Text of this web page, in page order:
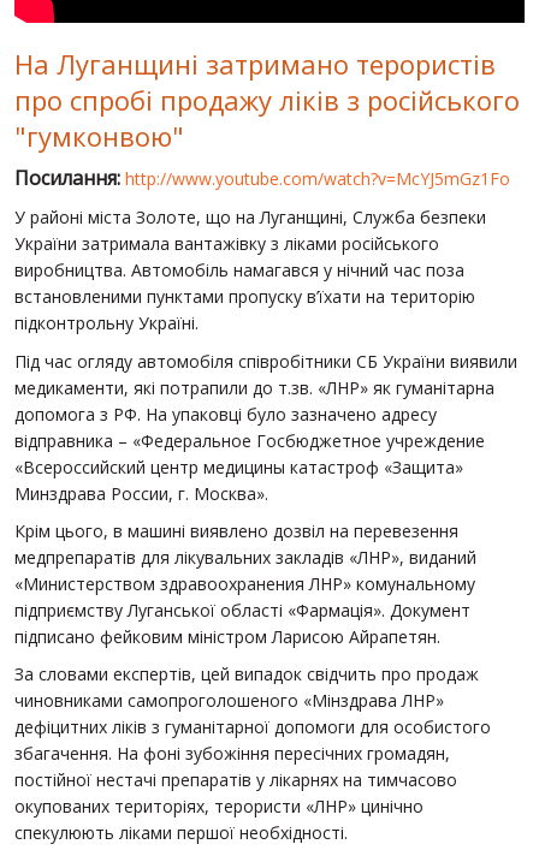
РОСІЙСЬКО-УКРАЇНСЬКА ВІЙНА
"WINTER ON FIRE"
ХРОНОЛОГІЯ ЄВРОМАЙДАНУ
На Луганщині затримано терористів
про спробі продажу ліків з російського
"гумконвою"
Посилання: http://www.youtube.com/watch?v=McYJ5mGz1Fo
У районі міста Золоте, що на Луганщині, Служба безпеки
України затримала вантажівку з ліками російського
виробництва. Автомобіль намагався у нічний час поза
встановленими пунктами пропуску в’їхати на територію
підконтрольну Україні.
Під час огляду автомобіля співробітники СБ України виявили
медикаменти, які потрапили до т.зв. «ЛНР» як гуманітарна
допомога з РФ. На упаковці було зазначено адресу
відправника – «Федеральное Госбюджетное учреждение
«Всероссийский центр медицины катастроф «Защита»
Минздрава России, г. Москва».
Крім цього, в машині виявлено дозвіл на перевезення
медпрепаратів для лікувальних закладів «ЛНР», виданий
«Министерством здравоохранения ЛНР» комунальному
підприємству Луганської області «Фармація». Документ
підписано фейковим міністром Ларисою Айрапетян.
За словами експертів, цей випадок свідчить про продаж
чиновниками самопроголошеного «Мінздрава ЛНР»
дефіцитних ліків з гуманітарної допомоги для особистого
збагачення. На фоні зубожіння пересічних громадян,
постійної нестачі препаратів у лікарнях на тимчасово
окупованих територіях, терористи «ЛНР» цинічно
спекулюють ліками першої необхідності.